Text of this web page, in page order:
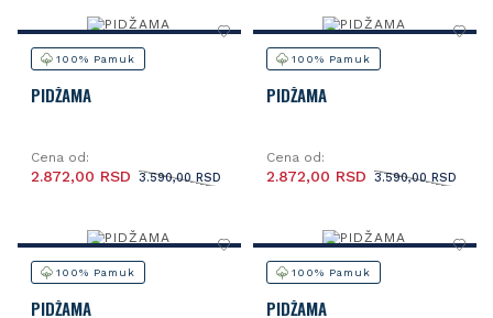
100% Pamuk
PIDŽAMA
Cena od:
3.590,00 RSD
2.872,00 RSD
100% Pamuk
PIDŽAMA
Cena od:
3.590,00 RSD
2.872,00 RSD
100% Pamuk
PIDŽAMA
100% Pamuk
PIDŽAMA